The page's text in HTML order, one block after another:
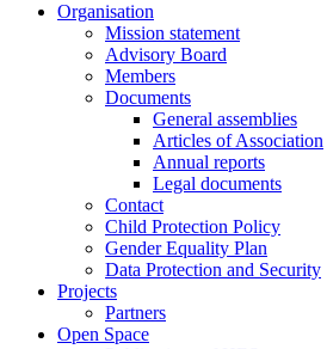
Organisation
Mission statement
Advisory Board
Members
Documents
General assemblies
Articles of Association
Annual reports
Legal documents
Contact
Child Protection Policy
Gender Equality Plan
Data Protection and Security
Projects
Partners
Open Space